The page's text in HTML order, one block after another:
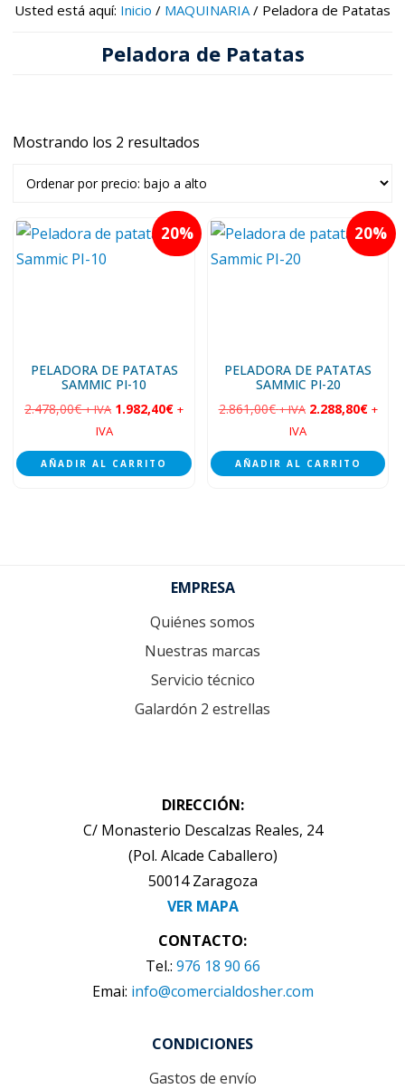
Usted está aquí: Inicio / MAQUINARIA / Peladora de Patatas
Peladora de Patatas
Mostrando los 2 resultados
precio:
bajo
a
alto
20
PELADORA DE PATATAS
SAMMIC PI-10
2.478,00€ + IVA 1.982,40€ +
IVA
AÑADIR AL CARRITO
20
PELADORA DE PATATAS
SAMMIC PI-20
2.861,00€ + IVA 2.288,80€ +
IVA
AÑADIR AL CARRITO
EMPRESA
Quiénes somos
Nuestras marcas
Servicio técnico
Galardón 2 estrellas
DIRECCIÓN:
C/ Monasterio Descalzas Reales, 24
(Pol. Alcade Caballero)
50014 Zaragoza
VER MAPA
CONTACTO:
Tel.: 976 18 90 66
Emai: info@comercialdosher.com
CONDICIONES
Gastos de envío